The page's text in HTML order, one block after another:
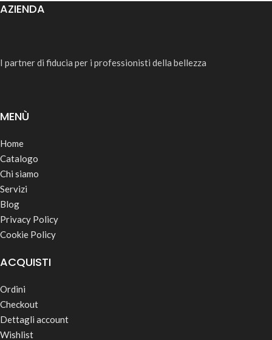
AZIENDA
I partner di fiducia per i professionisti della bellezza
MENÙ
Home
Catalogo
Chi siamo
Servizi
Blog
Privacy Policy
Cookie Policy
ACQUISTI
Ordini
Checkout
Dettagli account
Wishlist